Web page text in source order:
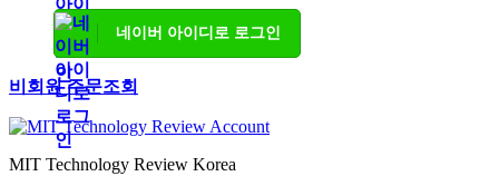
네이버 아이디로 로그인
비회원 주문조회
MIT Technology Review Korea